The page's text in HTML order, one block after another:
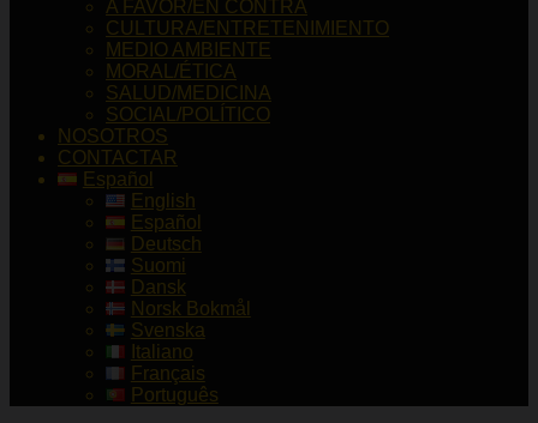
A FAVOR/EN CONTRA
CULTURA/ENTRETENIMIENTO
MEDIO AMBIENTE
MORAL/ÉTICA
SALUD/MEDICINA
SOCIAL/POLÍTICO
NOSOTROS
CONTACTAR
Español
English
Español
Deutsch
Suomi
Dansk
Norsk Bokmål
Svenska
Italiano
Français
Português